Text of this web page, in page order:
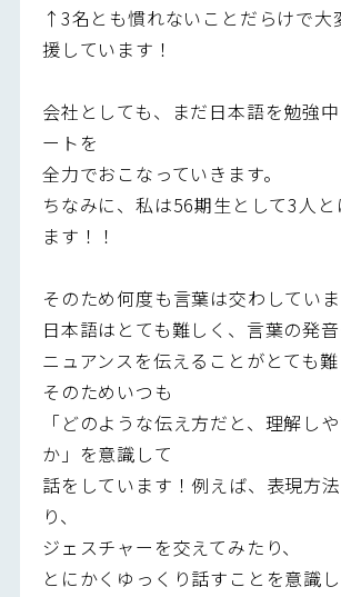
↑3名とも慣れないことだらけで大
援しています！
会社としても、まだ日本語を勉強
ートを
全力でおこなっていきます。
ちなみに、私は56期生として3人と
ます！！
そのため何度も言葉は交わしていま
日本語はとても難しく、言葉の発
ニュアンスを伝えることがとても難
そのためいつも
「どのような伝え方だと、理解し
か」を意識して
話をしています！例えば、表現方
り、
ジェスチャーを交えてみたり、
とにかくゆっくり話すことを意識し